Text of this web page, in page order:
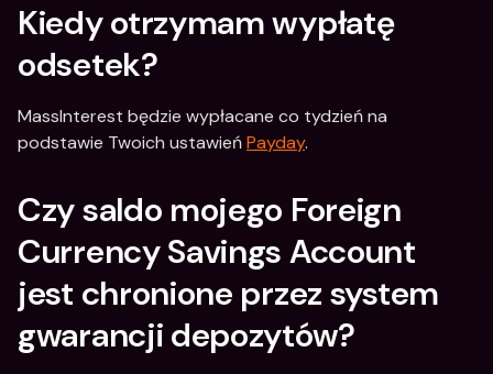
Kiedy otrzymam wypłatę
odsetek?
MassInterest będzie wypłacane co tydzień na
podstawie Twoich ustawień Payday.
Czy saldo mojego Foreign
Currency Savings Account
jest chronione przez system
gwarancji depozytów?